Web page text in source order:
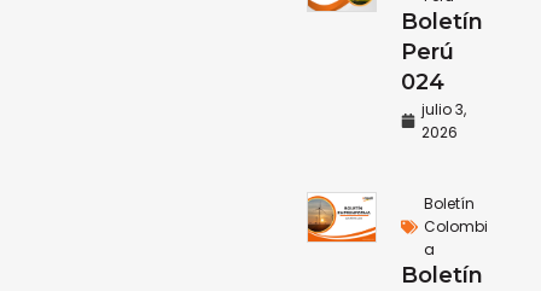
Boletín
Perú
024
julio 3,
2026
Boletín
Colombi
a
Boletín